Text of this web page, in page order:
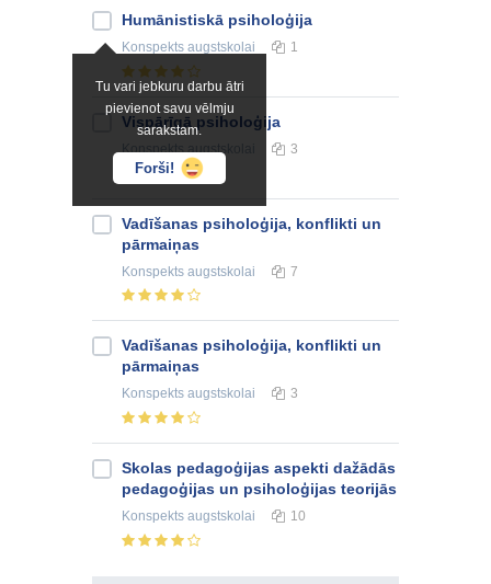
Tu vari jebkuru darbu ātri
pievienot savu vēlmju
sarakstam.
Forši!
Humānistiskā psiholoģija
Konspekts augstskolai 1
Vispārīgā psiholoģija
Konspektsaugstskolai 3
Vadīšanas psiholoģija, konflikti un
pārmaiņas
Konspekts augstskolai 7
Vadīšanas psiholoģija, konflikti un
pārmaiņas
Konspekts augstskolai 3
Skolas pedagoģijas aspekti dažādās
pedagoģijas un psiholoģijas teorijās
Konspekts augstskolai 10